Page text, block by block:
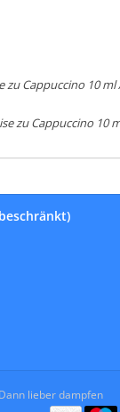
zu Cappuccino 10
zu Cappuccino 10
lieber dampfen